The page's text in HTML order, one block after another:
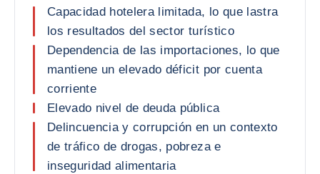
Capacidad hotelera limitada, lo que lastra
los resultados del sector turístico
Dependencia de las importaciones, lo que
mantiene un elevado déficit por cuenta
corriente
Elevado nivel de deuda pública
Delincuencia y corrupción en un contexto
de tráfico de drogas, pobreza e
inseguridad alimentaria